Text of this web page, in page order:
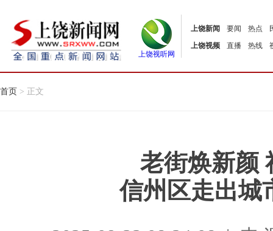
上饶视听网
上饶新闻 要闻 热点
上饶视频
直播 热线
首页 > 正文
老街焕新颜
信州区走出城